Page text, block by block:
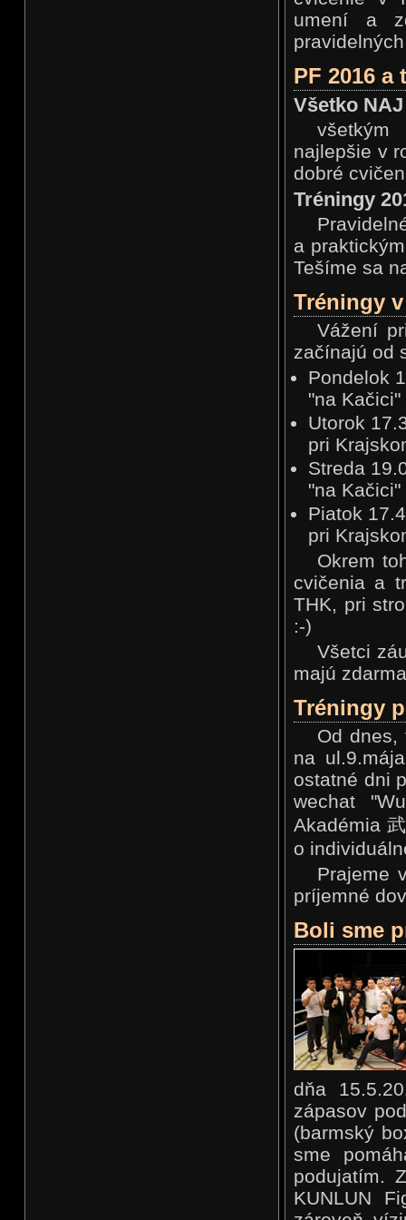
umení a
PF 2016 a
Všetko
všetkým
najlepšie v
dobré
Tréningy
a
Tešíme sa
Tréningy
Vážení
začínajú od
Pondelok
"na Kačici"
Utorok
pri
Streda
"na Kačici"
Piatok
pri
Okrem
cvičenia a
THK, pri
:-)
Všetci
majú
Tréningy
Od dnes,
na
ostatné dni
wechat
Akadémia
o
Prajeme
príjemné
Boli sme
dňa
zápasov
(barmský
sme
podujatím.
KUNLUN